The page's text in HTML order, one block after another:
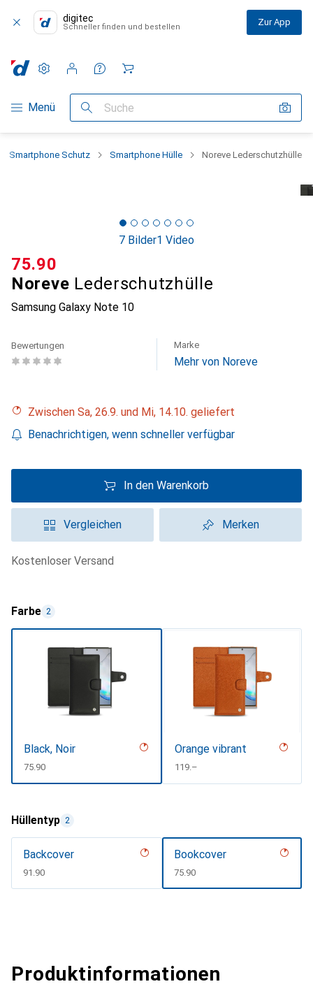
digitec
Schneller finden und bestellen Zur App
Navigation nach Kategorien
Menü Suche
Einstellungen
Kundenkonto
Vergleichslisten
Merklisten
Warenkorb
Smartphone Schutz Smartphone Hülle Noreve Lederschutzhülle
7 Bilder1 Video
Noreve Lederschutzhülle
Samsung Galaxy Note 10
CHF
75.90
Bewertungen Marke
Mehr von Noreve
Zwischen Sa, 26.9. und Mi, 14.10. geliefert
Benachrichtigen, wenn schneller verfügbar
In den Warenkorb
Vergleichen Merken
kostenloser Versand
Farbe 2
Black, Noir
CHF
75.90
Orange vibrant
CHF
119.–
Hüllentyp 2
Backcover
CHF
91.90
Bookcover
CHF
75.90
Produktinformationen